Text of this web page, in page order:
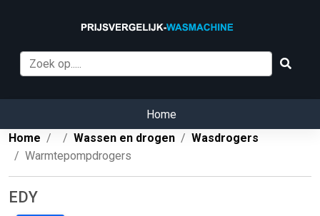
Home
Home
Wassen en drogen
Wasdrogers
Warmtepompdrogers
EDY